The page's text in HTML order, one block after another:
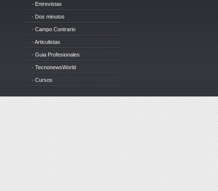
· Entrevistas
· Dos minutos
· Campo Contrario
· Articulistas
· Guia Profesionales
· TecnonewsWorld
· Cursos